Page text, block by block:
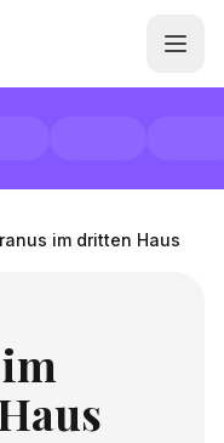
im dritten Haus